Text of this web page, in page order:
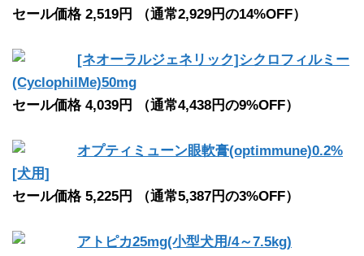
セール価格 2,519円 （通常2,929円の14%OFF）
[ネオーラルジェネリック]シクロフィルミー
(CyclophilMe)50mg
セール価格 4,039円 （通常4,438円の9%OFF）
オプティミューン眼軟膏(optimmune)0.2%
[犬用]
セール価格 5,225円 （通常5,387円の3%OFF）
アトピカ25mg(小型犬用/4～7.5kg)